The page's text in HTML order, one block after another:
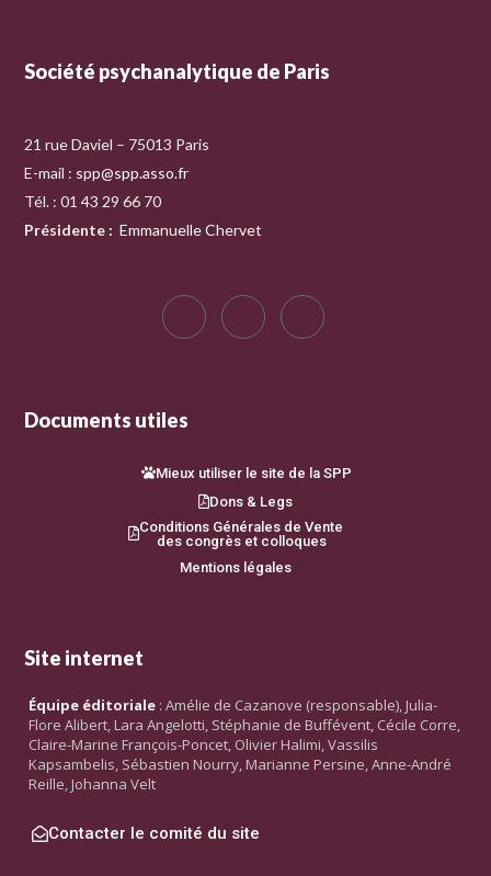
Société psychanalytique de Paris
21 rue Daviel – 75013 Paris
E-mail : spp@spp.asso.fr
Tél. : 01 43 29 66 70
Présidente : Emmanuelle Chervet
Documents utiles
Mieux utiliser le site de la SPP
Dons & Legs
Conditions Générales de Vente
des congrès et colloques
Mentions légales
Site internet
Équipe éditoriale : Amélie de Cazanove (responsable), Julia-
Flore Alibert, Lara Angelotti, Stéphanie de Buffévent, Cécile Corre,
Claire-Marine François-Poncet, Olivier Halimi, Vassilis
Kapsambelis, Sébastien Nourry, Marianne Persine, Anne-André
Reille, Johanna Velt
Contacter le comité du site